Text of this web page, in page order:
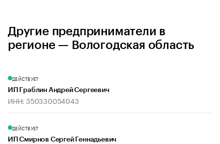
Другие предприниматели в
регионе — Вологодская область
ДЕЙСТВУЕТ
ИП Граблин Андрей Сергеевич
ИНН: 350330054043
ДЕЙСТВУЕТ
ИП Смирнов Сергей Геннадьевич